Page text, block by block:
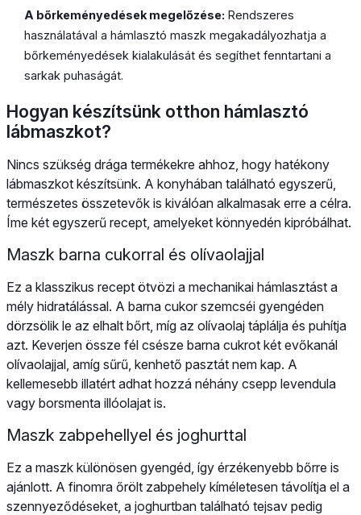
A bőrkeményedések megelőzése: Rendszeres
használatával a hámlasztó maszk megakadályozhatja a
bőrkeményedések kialakulását és segíthet fenntartani a
sarkak puhaságát.
Hogyan készítsünk otthon hámlasztó
lábmaszkot?
Nincs szükség drága termékekre ahhoz, hogy hatékony
lábmaszkot készítsünk. A konyhában található egyszerű,
természetes összetevők is kiválóan alkalmasak erre a célra.
Íme két egyszerű recept, amelyeket könnyedén kipróbálhat.
Maszk barna cukorral és olívaolajjal
Ez a klasszikus recept ötvözi a mechanikai hámlasztást a
mély hidratálással. A barna cukor szemcséi gyengéden
dörzsölik le az elhalt bőrt, míg az olívaolaj táplálja és puhítja
azt. Keverjen össze fél csésze barna cukrot két evőkanál
olívaolajjal, amíg sűrű, kenhető pasztát nem kap. A
kellemesebb illatért adhat hozzá néhány csepp levendula
vagy borsmenta illóolajat is.
Maszk zabpehellyel és joghurttal
Ez a maszk különösen gyengéd, így érzékenyebb bőrre is
ajánlott. A finomra őrölt zabpehely kíméletesen távolítja el a
szennyeződéseket, a joghurtban található tejsav pedig